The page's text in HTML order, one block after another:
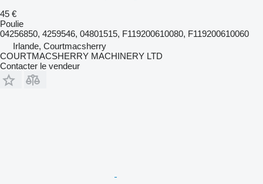
45 €
Poulie
04256850, 4259546, 04801515, F119200610080, F119200610060
Irlande, Courtmacsherry
COURTMACSHERRY MACHINERY LTD
Contacter le vendeur